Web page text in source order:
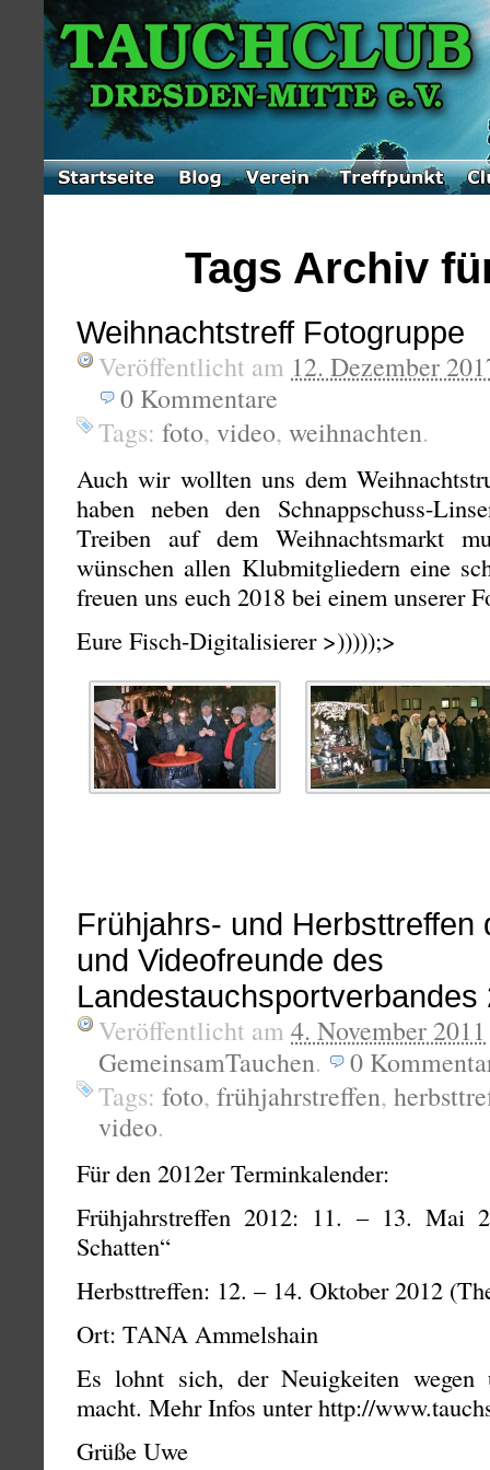
Tags Archiv
Weihnachtstreff Fotogruppe
Veröffentlicht am 12. Dezember
0 Kommentare
Tags: foto, video, weihnachten.
Auch wir wollten uns dem
haben neben den Schnappschuss-
Treiben auf dem Weihnachtsmarkt
wünschen allen Klubmitgliedern eine
freuen uns euch 2018 bei einem unserer
Eure Fisch-Digitalisierer >)))));>
Frühjahrs- und Herbsttreffen
und Videofreunde des
Landestauchsportverbandes
Veröffentlicht am 4. November 2011
GemeinsamTauchen. 0
Tags: foto, frühjahrstreffen,
video.
Für den 2012er Terminkalender:
Frühjahrstreffen 2012: 11. – 13. Mai
Schatten“
Herbsttreffen: 12. – 14. Oktober 2012
Ort: TANA Ammelshain
Es lohnt sich, der Neuigkeiten
macht. Mehr Infos unter http://
Grüße Uwe